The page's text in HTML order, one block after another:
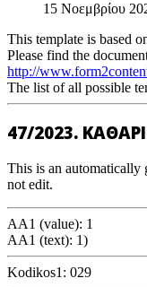
15 Νοεμβρίου
This template is based
Please find the
http://
The list of all possible
47/2023.
This is an automatically
not edit.
AA1 (value): 1
AA1 (text): 1)
Kodikos1: 029